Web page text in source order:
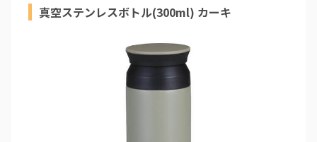
真空ステンレスボトル(300ml) カーキ